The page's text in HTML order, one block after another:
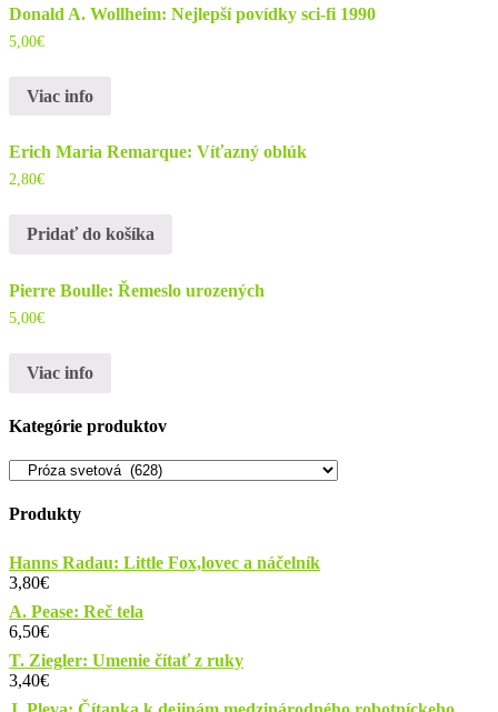
Donald A. Wollheim: Nejlepší povídky sci-fi 1990
5,00€
Viac info
Erich Maria Remarque: Víťazný oblúk
2,80€
Pridať do košíka
Pierre Boulle: Řemeslo urozených
5,00€
Viac info
Kategórie produktov
Produkty
Hanns Radau: Little Fox,lovec a náčelník
3,80€
A. Pease: Reč tela
6,50€
T. Ziegler: Umenie čítať z ruky
3,40€